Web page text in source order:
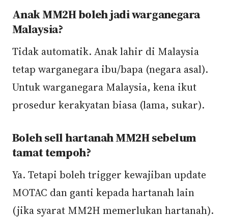
Anak MM2H boleh jadi warganegara
Malaysia?
Tidak automatik. Anak lahir di Malaysia
tetap warganegara ibu/bapa (negara asal).
Untuk warganegara Malaysia, kena ikut
prosedur kerakyatan biasa (lama, sukar).
Boleh sell hartanah MM2H sebelum
tamat tempoh?
Ya. Tetapi boleh trigger kewajiban update
MOTAC dan ganti kepada hartanah lain
(jika syarat MM2H memerlukan hartanah).